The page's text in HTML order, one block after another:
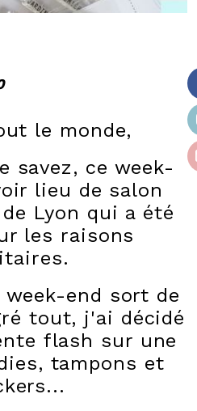
le monde,
savez, ce week-
lieu de salon
Lyon qui a été
les raisons
week-end sort de
tout, j'ai décidé
flash sur une
tampons et